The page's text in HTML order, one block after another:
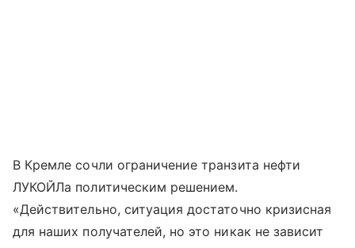
В Кремле сочли ограничение транзита нефти
ЛУКОЙЛа политическим решением.
«Действительно, ситуация достаточно кризисная
для наших получателей, но это никак не зависит